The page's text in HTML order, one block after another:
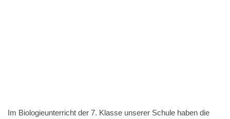
Im Biologieunterricht der 7. Klasse unserer Schule haben die